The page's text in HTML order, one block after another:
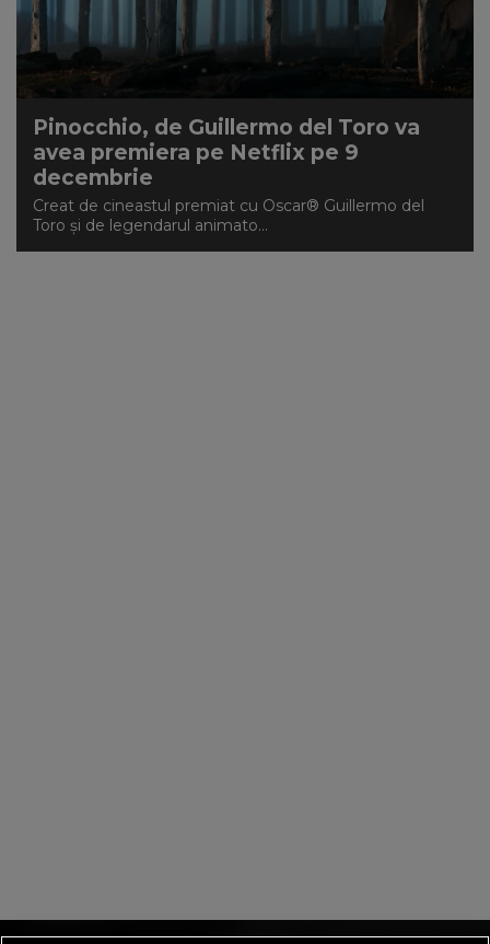
Pinocchio, de Guillermo del Toro va
avea premiera pe Netflix pe 9
decembrie
Creat de cineastul premiat cu Oscar® Guillermo del
Toro și de legendarul animato...